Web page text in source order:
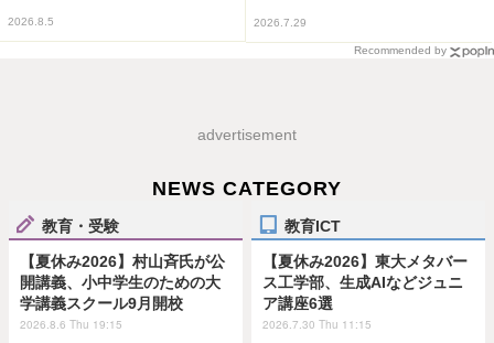
2026.8.5 2026.7.29
Recommended by
advertisement
NEWS CATEGORY
教育・受験
【夏休み2026】村山斉氏が公
開講義、小中学生のための大
学講義スクール9月開校
2026.8.6 Thu 19:15
教育ICT
【夏休み2026】東大メタバー
ス工学部、生成AIなどジュニ
ア講座6選
2026.7.30 Thu 11:15